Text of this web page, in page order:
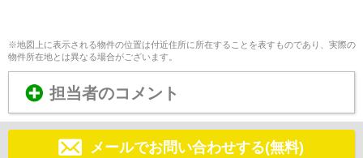
※地図上に表示される物件の位置は付近住所に所在することを表すものであり、実際の
物件所在地とは異なる場合がございます。
担当者のコメント
メールでお問い合わせする(無料)